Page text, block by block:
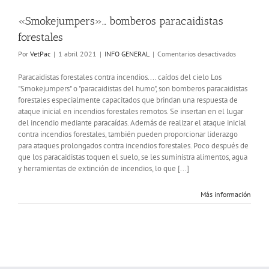
«Smokejumpers»… bomberos paracaidistas
forestales
Por VetPac | 1 abril 2021 | INFO GENERAL | Comentarios desactivadosen
forestales
Paracaidistas forestales contra incendios.... caídos del cielo Los
"Smokejumpers" o "paracaidistas del humo", son bomberos paracaidistas
forestales especialmente capacitados que brindan una respuesta de
ataque inicial en incendios forestales remotos. Se insertan en el lugar
del incendio mediante paracaídas. Además de realizar el ataque inicial
contra incendios forestales, también pueden proporcionar liderazgo
para ataques prolongados contra incendios forestales. Poco después de
que los paracaidistas toquen el suelo, se les suministra alimentos, agua
y herramientas de extinción de incendios, lo que [...]
Más información